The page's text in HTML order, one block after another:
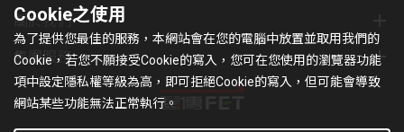
關於我們
集團服務
Cookie之使用
為了提供您最佳的服務，本網站會在您的電腦中放置並取用我們的
Cookie，若您不願接受Cookie的寫入，您可在您使用的瀏覽器功能
項中設定隱私權等級為高，即可拒絕Cookie的寫入，但可能會導致
網站某些功能無法正常執行。